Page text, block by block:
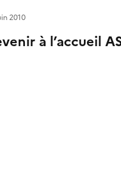
à l’accueil
2010